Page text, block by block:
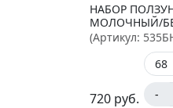
НАБОР
МОЛОЧНЫЙ/
(Артикул:
720 руб. -